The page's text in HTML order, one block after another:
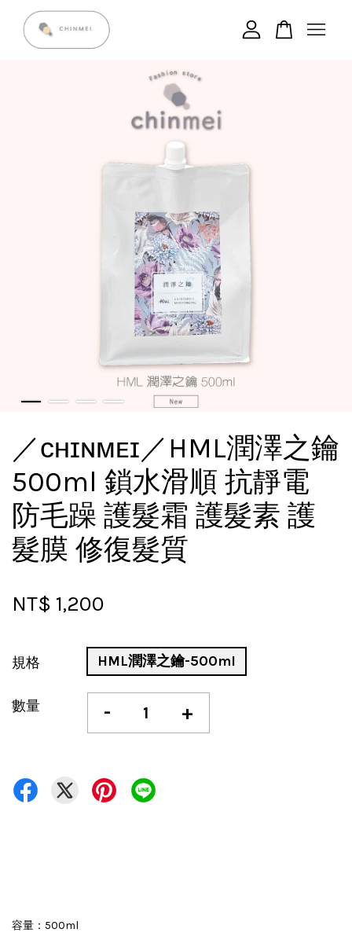
／ᴄʜɪɴᴍᴇɪ／HML潤澤之鑰
500ml 鎖水滑順 抗靜電
防毛躁 護髮霜 護髮素 護
髮膜 修復髮質
NT$ 1,200
規格 HML潤澤之鑰-500ml
數量 - +
容量：500ml
您的購物車目前還是空的。
繼續購物